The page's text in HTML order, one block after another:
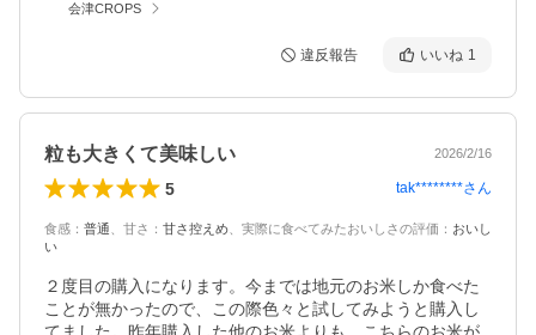
会津CROPS
違反報告 いいね 1
粒も大きくて美味しい 2026/2/16
5 tak********さん
食感 ： 普通 甘さ ： 甘さ控えめ 実際に食べてみたおいしさの評価 ： おいし
い
２度目の購入になります。今までは地元のお米しか食べた
ことが無かったので、この際色々と試してみようと購入し